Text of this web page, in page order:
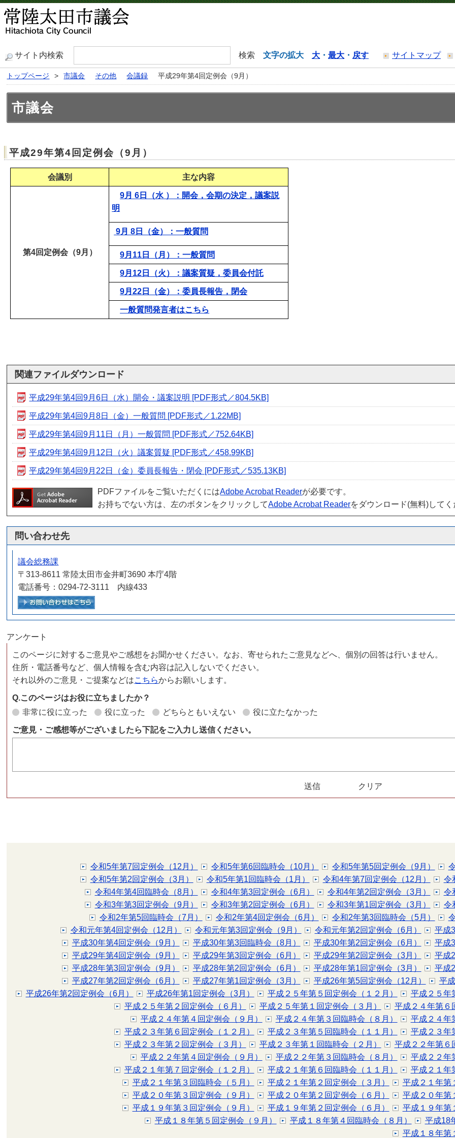
サイト内検索 文字の拡大 大 ・ 最大 ・ 戻す サイトマップ
トップページ > 市議会 その他 会議録 平成29年第4回定例会（9月）
市議会
平成29年第4回定例会（9月）
会議別 主な内容
第4回定例会（9月）
9月 6日（水 ）：開会，会期の決定，議案説
明
9月 8日（金）：一般質問
9月11日（月）：一般質問
9月12日（火）：議案質疑，委員会付託
9月22日（金）：委員長報告，閉会
一般質問発言者はこちら
関連ファイルダウンロード
平成29年第4回9月6日（水）開会・議案説明 [PDF形式／804.5KB]
平成29年第4回9月8日（金）一般質問 [PDF形式／1.22MB]
平成29年第4回9月11日（月）一般質問 [PDF形式／752.64KB]
平成29年第4回9月12日（火）議案質疑 [PDF形式／458.99KB]
平成29年第4回9月22日（金）委員長報告・閉会 [PDF形式／535.13KB]
PDFファイルをご覧いただくにはAdobe Acrobat Readerが必要です。
お持ちでない方は、左のボタンをクリックしてAdobe Acrobat Readerをダウンロード(無料)してく
問い合わせ先
議会総務課
〒313-8611 常陸太田市金井町3690 本庁4階
電話番号：0294-72-3111 内線433
アンケート
このページに対するご意見やご感想をお聞かせください。なお、寄せられたご意見などへ、個別の回答は行いません。
住所・電話番号など、個人情報を含む内容は記入しないでください。
それ以外のご意見・ご提案などはこちらからお願いします。
Q.このページはお役に立ちましたか？
非常に役に立った
役に立った どちらともいえない 役に立たなかった
ご意見・ご感想等がございましたら下記をご入力し送信ください。
令和5年第7回定例会（12月）
令和5年第6回臨時会（10月） 令和5年第5回定例会（9月）
令和5年第2回定例会（3月）
令和5年第1回臨時会（1月） 令和4年第7回定例会（12月） 令
令和4年第4回臨時会（8月）
令和4年第3回定例会（6月） 令和4年第2回定例会（3月） 令
令和3年第3回定例会（9月）
令和3年第2回定例会（6月） 令和3年第1回定例会（3月） 令
令和2年第5回臨時会（7月）
令和2年第4回定例会（6月） 令和2年第3回臨時会（5月）
令和元年第4回定例会（12月）
令和元年第3回定例会（9月） 令和元年第2回定例会（6月） 平成
平成30年第4回定例会（9月）
平成30年第3回臨時会（8月） 平成30年第2回定例会（6月） 平成
平成29年第4回定例会（9月）
平成29年第3回定例会（6月） 平成29年第2回定例会（3月） 平成
平成28年第3回定例会（9月）
平成28年第2回定例会（6月） 平成28年第1回定例会（3月） 平成
平成27年第2回定例会（6月）
平成27年第1回定例会（3月） 平成26年第5回定例会（12月） 平
平成26年第2回定例会（6月）
平成26年第1回定例会（3月） 平成２５年第５回定例会（１２月） 平成２５年
平成２５年第２回定例会（６月）
平成２５年第１回定例会（３月） 平成２４年第６
平成２４年第４回定例会（９月）
平成２４年第３回臨時会（８月） 平成２４年
平成２３年第６回定例会（１２月）
平成２３年第５回臨時会（１１月） 平成２３年
平成２３年第２回定例会（３月）
平成２３年第１回臨時会（２月） 平成２２年第６
平成２２年第４回定例会（９月）
平成２２年第３回臨時会（８月） 平成２２年
平成２１年第７回定例会（１２月）
平成２１年第６回臨時会（１１月） 平成２１年
平成２１年第３回臨時会（５月）
平成２１年第２回定例会（３月） 平成２１年第
平成２０年第３回定例会（９月）
平成２０年第２回定例会（６月） 平成２０年第
平成１９年第３回定例会（９月）
平成１９年第２回定例会（６月） 平成１９年第
平成１８年第５回定例会（９月）
平成１８年第４回臨時会（８月） 平成18
平成１８年第